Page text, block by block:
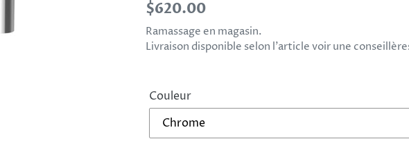
Prix
normal
$620.00
Ramassage en magasin.
Livraison disponible selon l’article voir une
Couleur